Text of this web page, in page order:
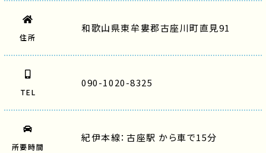
住所
和歌山県東牟婁郡古座川町直見91
TEL
090-1020-8325
所要時間
紀伊本線：古座駅 から車で15分